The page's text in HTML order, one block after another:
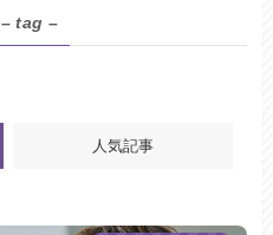
– tag –
人気記事